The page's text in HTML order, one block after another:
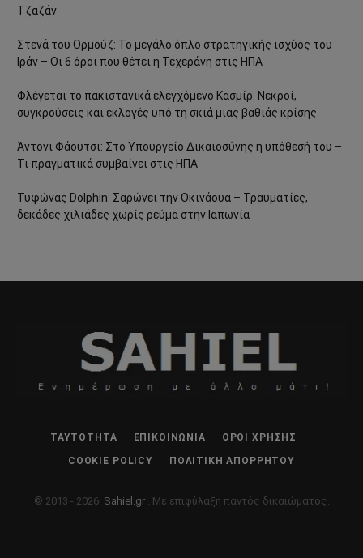
Τζαζάν
Στενά του Ορμούζ: Το μεγάλο όπλο στρατηγικής ισχύος του
Ιράν – Οι 6 όροι που θέτει η Τεχεράνη στις ΗΠΑ
Φλέγεται το πακιστανικά ελεγχόμενο Κασμίρ: Νεκροί,
συγκρούσεις και εκλογές υπό τη σκιά μιας βαθιάς κρίσης
Άντονι Φάουτσι: Στο Υπουργείο Δικαιοσύνης η υπόθεσή του –
Τι πραγματικά συμβαίνει στις ΗΠΑ
Τυφώνας Dolphin: Σαρώνει την Οκινάουα – Τραυματίες,
δεκάδες χιλιάδες χωρίς ρεύμα στην Ιαπωνία
ΤΑΥΤΌΤΗΤΑ ΕΠΙΚΟΙΝΩΝΊΑ ΌΡΟΙ ΧΡΉΣΗΣ
COOKIE POLICY ΠΟΛΙΤΙΚΉ ΑΠΟΡΡΉΤΟΥ
© 2013 - 2026: Sahiel.gr . Με επιφύλαξη παντός δικαιώματος.